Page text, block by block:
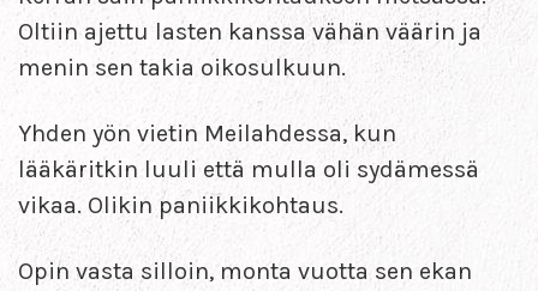
Oltiin ajettu lasten kanssa vähän väärin ja
menin sen takia oikosulkuun.
Yhden yön vietin Meilahdessa, kun
lääkäritkin luuli että mulla oli sydämessä
vikaa. Olikin paniikkikohtaus.
Opin vasta silloin, monta vuotta sen ekan